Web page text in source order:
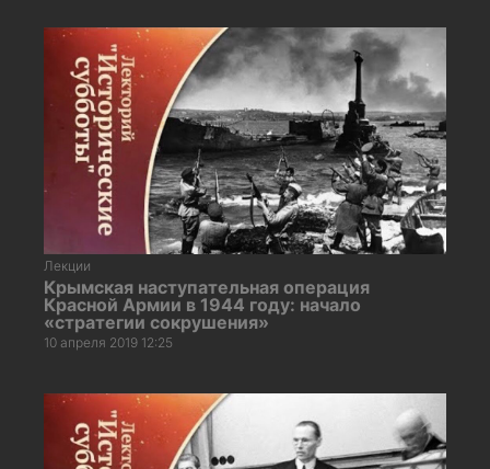
Лекции
Крымская наступательная операция
Красной Армии в 1944 году: начало
«стратегии сокрушения»
10 апреля 2019 12:25